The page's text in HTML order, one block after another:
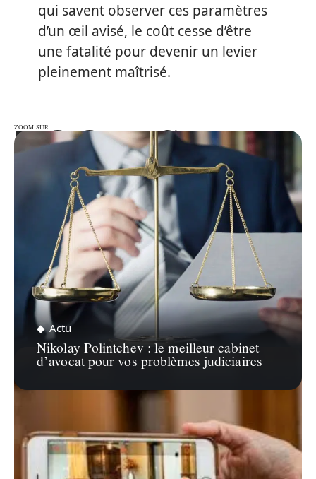
qui savent observer ces paramètres
d’un œil avisé, le coût cesse d’être
une fatalité pour devenir un levier
pleinement maîtrisé.
ZOOM SUR…
ZOOM SUR…
Actu
Nikolay Polintchev : le meilleur cabinet
d’avocat pour vos problèmes judiciaires